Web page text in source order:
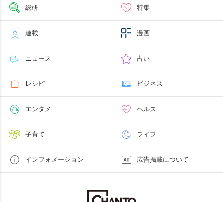
総研 特集
連載 漫画
ニュース 占い
レシピ ビジネス
エンタメ ヘルス
子育て ライフ
インフォメーション 広告掲載について